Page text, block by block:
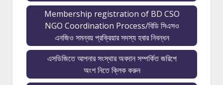
Membership registration of BD CSO
NGO Coordination Process/বিডি সিএসও
এনজিও সমন্বয় প্রক্রিয়ার সদস্য হবার নিবন্ধন
এসডিজিতে আপনার সংস্থার অবদান সম্পর্কিত জরিপে
অংশ নিতে ক্লিক করুন